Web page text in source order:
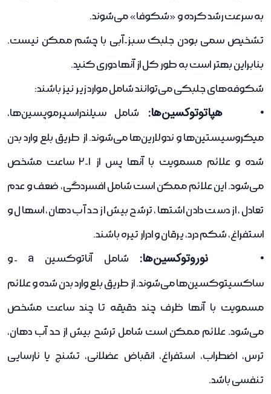
به سرعت رشد کرده و «شکوفا» می‌شوند.
تشخیص سمی بودن جلبک سبز-آبی با چشم ممکن نیست.
بنابراین بهتر است به طور کل از آنها دوری کنید.
شکوفه‌های جلبکی می‌توانند شامل موارد زیر نیز باشند:
• هپاتوتوکسین‌ها:
شامل سیلندراسپرموپسین‌ها،
میکروسیستین‌ها و ندولارین‌ها می‌شوند. از طریق بلع وارد بدن
شده و علائم مسمویت با آنها پس از 1-2 ساعت مشخص
می‌شود. این علائم ممکن است شامل افسردگی، ضعف و عدم
تعادل، از دست دادن اشتها، ترشح بیش از حد آب دهان، اسهال و
استفراغ، شکم درد، یرقان و ادرار تیره باشند.
• نوروتوکسین‌ها:
شامل آناتوکسین a- و
ساکسیتوکسین‌ها می‌شوند. از طریق بلع وارد بدن شده و علائم
مسمویت با آنها ظرف چند دقیقه تا چند ساعت مشخص
می‌شود. علائم ممکن است شامل ترشح بیش از حد آب دهان،
ترس، اضطراب، استفراغ، انقباض عضلانی، تشنج یا نارسایی
تنفسی باشد.